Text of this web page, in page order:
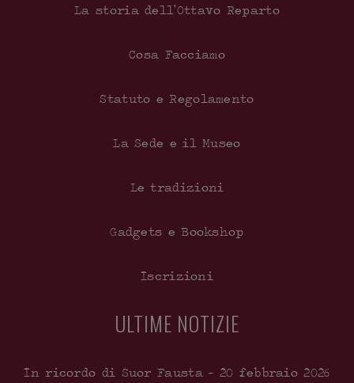
La storia dell’Ottavo Reparto
Cosa Facciamo
Statuto e Regolamento
La Sede e il Museo
Le tradizioni
Gadgets e Bookshop
Iscrizioni
ULTIME NOTIZIE
In ricordo di Suor Fausta – 20 febbraio 2026